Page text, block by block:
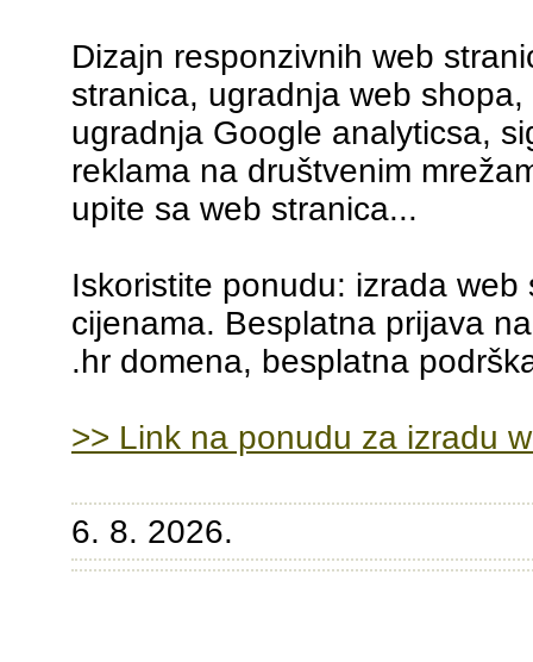
Dizajn responzivnih web
stranica, ugradnja web
ugradnja Google analyticsa,
reklama na društvenim
upite sa web stranica...
Iskoristite ponudu: izrada
cijenama. Besplatna prijava
.hr domena, besplatna
>> Link na ponudu za izradu
6. 8. 2026.